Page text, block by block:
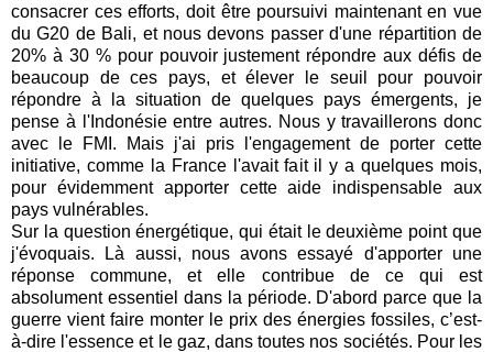
consacrer ces efforts, doit être poursuivi maintenant en vue
du G20 de Bali, et nous devons passer d'une répartition de
20% à 30 % pour pouvoir justement répondre aux défis de
beaucoup de ces pays, et élever le seuil pour pouvoir
répondre à la situation de quelques pays émergents, je
pense à l'Indonésie entre autres. Nous y travaillerons donc
avec le FMI. Mais j'ai pris l'engagement de porter cette
initiative, comme la France l'avait fait il y a quelques mois,
pour évidemment apporter cette aide indispensable aux
pays vulnérables.
Sur la question énergétique, qui était le deuxième point que
j'évoquais. Là aussi, nous avons essayé d'apporter une
réponse commune, et elle contribue de ce qui est
absolument essentiel dans la période. D'abord parce que la
guerre vient faire monter le prix des énergies fossiles, c’est-
à-dire l'essence et le gaz, dans toutes nos sociétés. Pour les